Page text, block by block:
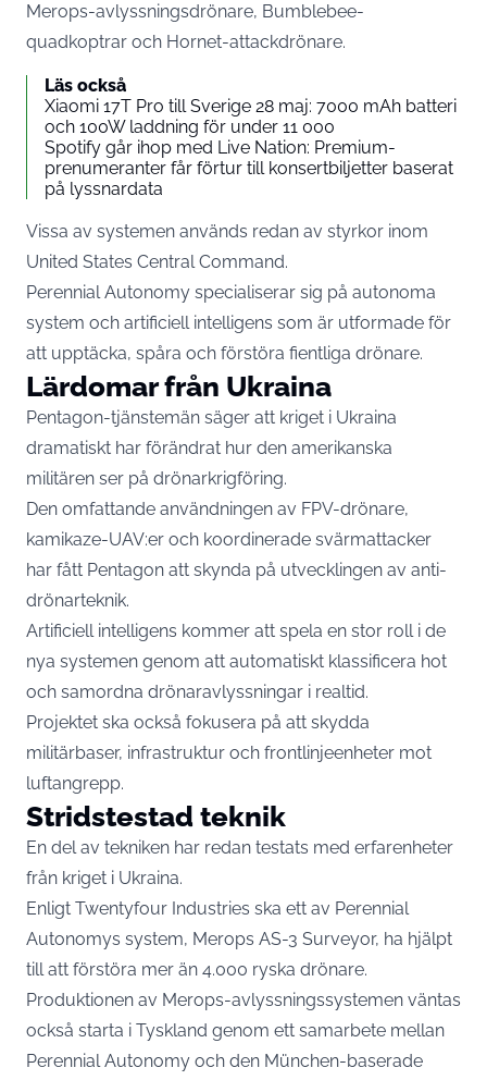
Merops-avlyssningsdrönare, Bumblebee-
quadkoptrar och Hornet-attackdrönare.
Läs också
Xiaomi 17T Pro till Sverige 28 maj: 7000 mAh batteri
och 100W laddning för under 11 000
Spotify går ihop med Live Nation: Premium-
prenumeranter får förtur till konsertbiljetter baserat
på lyssnardata
Vissa av systemen används redan av styrkor inom
United States Central Command.
Perennial Autonomy specialiserar sig på autonoma
system och artificiell intelligens som är utformade för
att upptäcka, spåra och förstöra fientliga drönare.
Lärdomar från Ukraina
Pentagon-tjänstemän säger att kriget i Ukraina
dramatiskt har förändrat hur den amerikanska
militären ser på drönarkrigföring.
Den omfattande användningen av FPV-drönare,
kamikaze-UAV:er och koordinerade svärmattacker
har fått Pentagon att skynda på utvecklingen av anti-
drönarteknik.
Artificiell intelligens kommer att spela en stor roll i de
nya systemen genom att automatiskt klassificera hot
och samordna drönaravlyssningar i realtid.
Projektet ska också fokusera på att skydda
militärbaser, infrastruktur och frontlinjeenheter mot
luftangrepp.
Stridstestad teknik
En del av tekniken har redan testats med erfarenheter
från kriget i Ukraina.
Enligt Twentyfour Industries ska ett av Perennial
Autonomys system, Merops AS-3 Surveyor, ha hjälpt
till att förstöra mer än 4.000 ryska drönare.
Produktionen av Merops-avlyssningssystemen väntas
också starta i Tyskland genom ett samarbete mellan
Perennial Autonomy och den München-baserade